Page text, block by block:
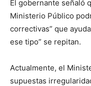
El gobernante señaló
Ministerio Público
correctivas” que
ese tipo” se repitan.
Actualmente, el
supuestas